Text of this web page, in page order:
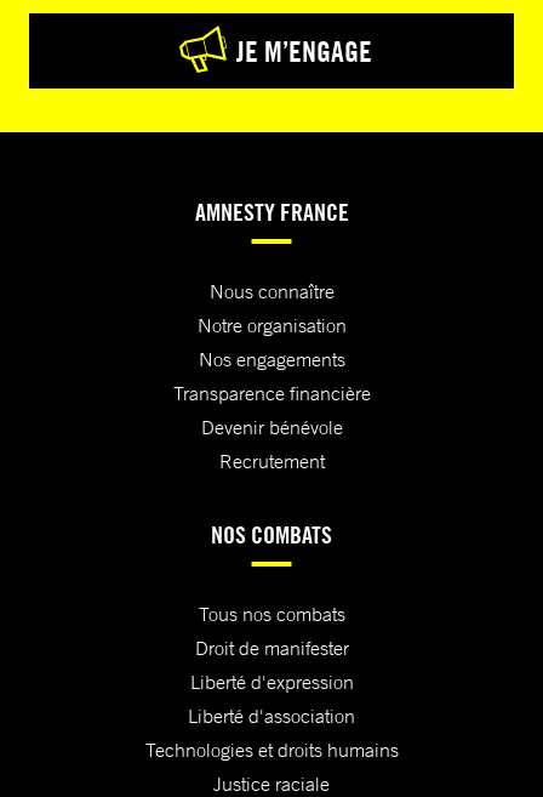
JE M’ENGAGE
AMNESTY FRANCE
Nous connaître
Notre organisation
Nos engagements
Transparence financière
Devenir bénévole
Recrutement
NOS COMBATS
Tous nos combats
Droit de manifester
Liberté d'expression
Liberté d'association
Technologies et droits humains
Justice raciale